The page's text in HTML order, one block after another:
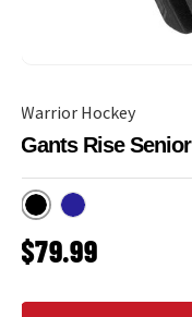
Warrior Hockey
Gants Rise Senior
Noir Marine
PRIX HABITUEL
$79.99